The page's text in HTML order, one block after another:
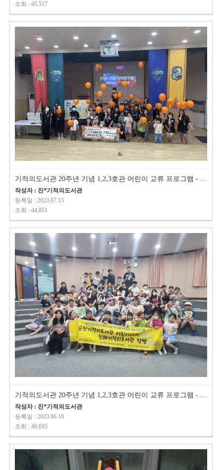
조회 : 45,517
기적의도서관 20주년 기념 1,2,3호관 어린이 교류 프로그램 - 제천탐방
작성자 : 진*기적의도서관
등록일 : 2023.07.13
조회 : 44,851
기적의도서관 20주년 기념 1,2,3호관 어린이 교류 프로그램 - 진해기적의도서관…
작성자 : 진*기적의도서관
등록일 : 2023.06.18
조회 : 46,693